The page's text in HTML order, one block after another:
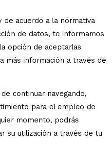
acuerdo a la normativa
de datos, te informamos
opción de aceptarlas
más información a través de
continuar navegando,
para el empleo de
momento, podrás
su utilización a través de tu